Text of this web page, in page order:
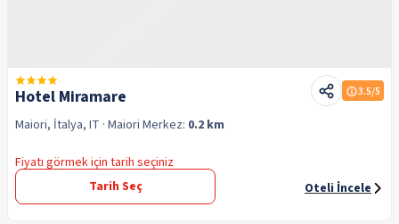
Hotel Miramare 3.5/5
Maiori, İtalya, IT · Maiori Merkez: 0.2 km
Fiyatı görmek için tarih seçiniz
Tarih Seç
Oteli İncele